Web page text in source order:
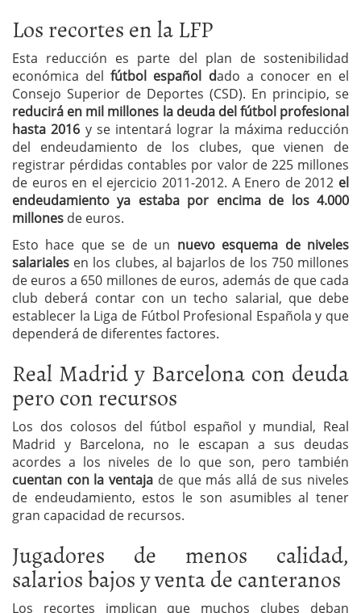
Los recortes en la LFP
Esta reducción es parte del plan de sostenibilidad
económica del fútbol español dado a conocer en el
Consejo Superior de Deportes (CSD). En principio, se
reducirá en mil millones la deuda del fútbol profesional
hasta 2016 y se intentará lograr la máxima reducción
del endeudamiento de los clubes, que vienen de
registrar pérdidas contables por valor de 225 millones
de euros en el ejercicio 2011-2012. A Enero de 2012 el
endeudamiento ya estaba por encima de los 4.000
millones de euros.
Esto hace que se de un nuevo esquema de niveles
salariales en los clubes, al bajarlos de los 750 millones
de euros a 650 millones de euros, además de que cada
club deberá contar con un techo salarial, que debe
establecer la Liga de Fútbol Profesional Española y que
dependerá de diferentes factores.
Real Madrid y Barcelona con deuda
pero con recursos
Los dos colosos del fútbol español y mundial, Real
Madrid y Barcelona, no le escapan a sus deudas
acordes a los niveles de lo que son, pero también
cuentan con la ventaja de que más allá de sus niveles
de endeudamiento, estos le son asumibles al tener
gran capacidad de recursos.
Jugadores de menos calidad,
salarios bajos y venta de canteranos
Los recortes implican que muchos clubes deban